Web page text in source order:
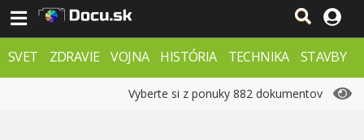
SVET ZDRAVIE VOJNA HISTÓRIA TECHNIKA
STAVBY
VESMÍR KRIMI FX
Vyberte si z ponuky 882 dokumentov
78. Mimozemská inteligencia